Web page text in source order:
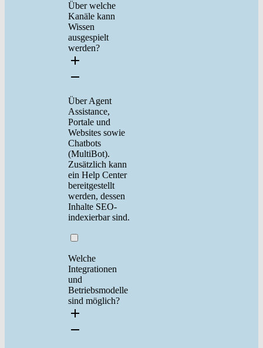
Über welche
Kanäle kann
Wissen
ausgespielt
werden?
Über Agent
Assistance,
Portale und
Websites sowie
Chatbots
(MultiBot).
Zusätzlich kann
ein Help Center
bereitgestellt
werden, dessen
Inhalte SEO-
indexierbar sind.
Welche
Integrationen
und
Betriebsmodelle
sind möglich?